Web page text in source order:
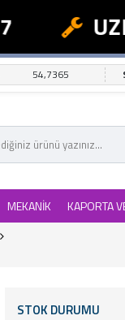
54,7365
MEKANİK KAPORTA
STOK DURUMU